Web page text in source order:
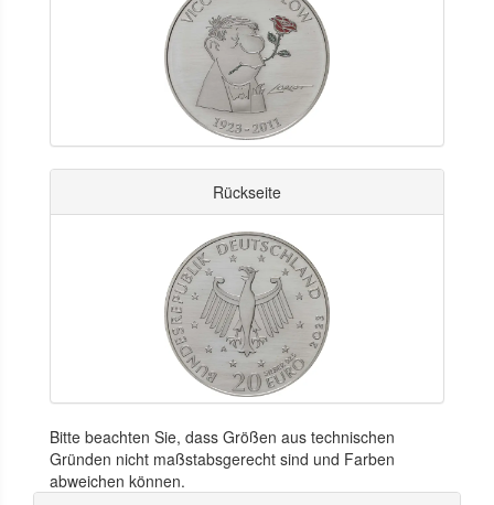
Rückseite
Bitte beachten Sie, dass Größen aus technischen
Gründen nicht maßstabsgerecht sind und Farben
abweichen können.